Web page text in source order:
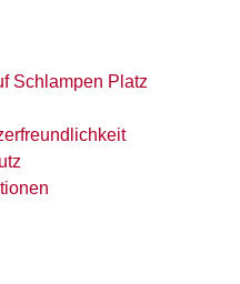
Schlampen Platz